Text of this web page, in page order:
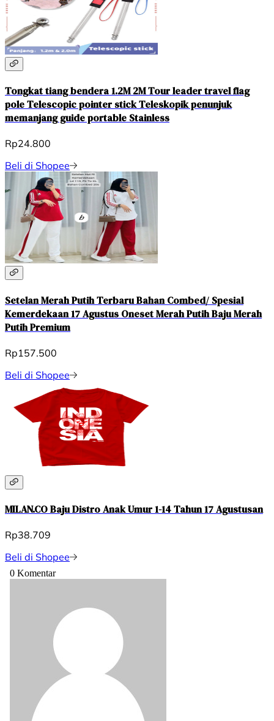
Tongkat tiang bendera 1.2M 2M Tour leader travel flag
pole Telescopic pointer stick Teleskopik penunjuk
memanjang guide portable Stainless
Rp24.800
Beli di Shopee
Setelan Merah Putih Terbaru Bahan Combed/ Spesial
Kemerdekaan 17 Agustus Oneset Merah Putih Baju Merah
Putih Premium
Rp157.500
Beli di Shopee
MILAN.CO Baju Distro Anak Umur 1-14 Tahun 17 Agustusan
Rp38.709
Beli di Shopee